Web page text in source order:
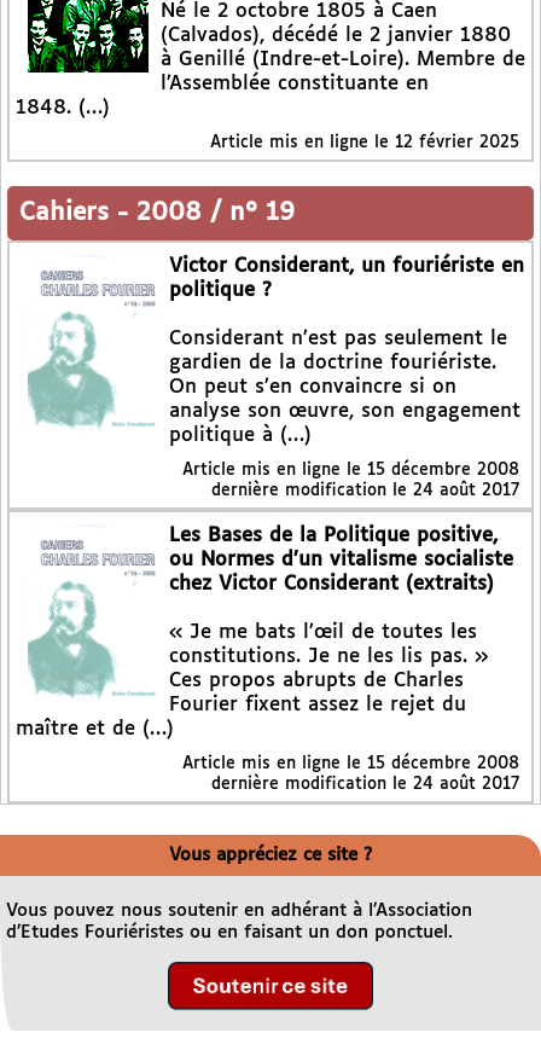
Né le 2 octobre 1805 à Caen
(Calvados), décédé le 2 janvier 1880
à Genillé (Indre-et-Loire). Membre de
l’Assemblée constituante en
1848. (…)
Article mis en ligne le 12 février 2025
Cahiers - 2008 / n° 19
Victor Considerant, un fouriériste en
politique ?
Considerant n’est pas seulement le
gardien de la doctrine fouriériste.
On peut s’en convaincre si on
analyse son œuvre, son engagement
politique à (…)
Article mis en ligne le 15 décembre 2008
dernière modification le 24 août 2017
Les Bases de la Politique positive,
ou Normes d’un vitalisme socialiste
chez Victor Considerant (extraits)
« Je me bats l’œil de toutes les
constitutions. Je ne les lis pas. »
Ces propos abrupts de Charles
Fourier fixent assez le rejet du
maître et de (…)
Article mis en ligne le 15 décembre 2008
dernière modification le 24 août 2017
Vous appréciez ce site ?
Vous pouvez nous soutenir en adhérant à l’Association
d’Etudes Fouriéristes ou en faisant un don ponctuel.